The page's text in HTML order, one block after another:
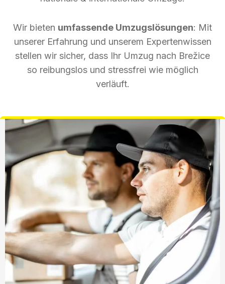
Wir bieten umfassende Umzugslösungen: Mit
unserer Erfahrung und unserem Expertenwissen
stellen wir sicher, dass Ihr Umzug nach Brežice
so reibungslos und stressfrei wie möglich
verläuft.